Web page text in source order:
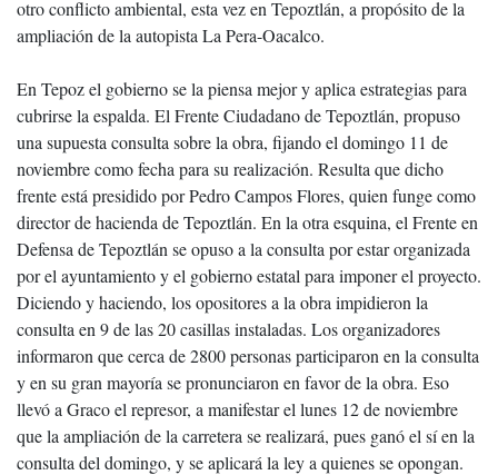
otro conflicto ambiental, esta vez en Tepoztlán, a propósito de la
ampliación de la autopista La Pera-Oacalco.
En Tepoz el gobierno se la piensa mejor y aplica estrategias para
cubrirse la espalda. El Frente Ciudadano de Tepoztlán, propuso
una supuesta consulta sobre la obra, fijando el domingo 11 de
noviembre como fecha para su realización. Resulta que dicho
frente está presidido por Pedro Campos Flores, quien funge como
director de hacienda de Tepoztlán. En la otra esquina, el Frente en
Defensa de Tepoztlán se opuso a la consulta por estar organizada
por el ayuntamiento y el gobierno estatal para imponer el proyecto.
Diciendo y haciendo, los opositores a la obra impidieron la
consulta en 9 de las 20 casillas instaladas. Los organizadores
informaron que cerca de 2800 personas participaron en la consulta
y en su gran mayoría se pronunciaron en favor de la obra. Eso
llevó a Graco el represor, a manifestar el lunes 12 de noviembre
que la ampliación de la carretera se realizará, pues ganó el sí en la
consulta del domingo, y se aplicará la ley a quienes se opongan.